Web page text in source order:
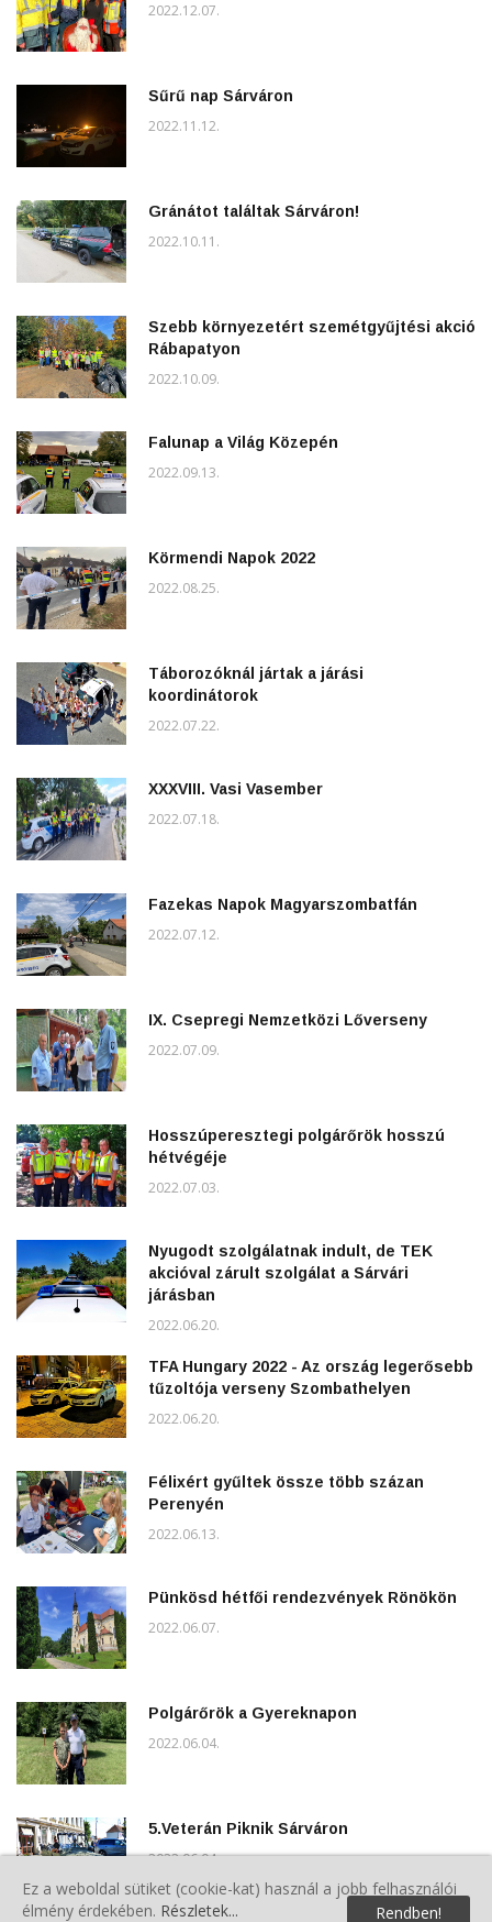
2022.12.07.
Sűrű nap Sárváron
2022.11.12.
Gránátot találtak Sárváron!
2022.10.11.
Szebb környezetért szemétgyűjtési akció
Rábapatyon
2022.10.09.
Falunap a Világ Közepén
2022.09.13.
Körmendi Napok 2022
2022.08.25.
Táborozóknál jártak a járási
koordinátorok
2022.07.22.
XXXVIII. Vasi Vasember
2022.07.18.
Fazekas Napok Magyarszombatfán
2022.07.12.
IX. Csepregi Nemzetközi Lőverseny
2022.07.09.
Hosszúperesztegi polgárőrök hosszú
hétvégéje
2022.07.03.
Nyugodt szolgálatnak indult, de TEK
akcióval zárult szolgálat a Sárvári
járásban
2022.06.20.
TFA Hungary 2022 - Az ország legerősebb
tűzoltója verseny Szombathelyen
2022.06.20.
Félixért gyűltek össze több százan
Perenyén
2022.06.13.
Pünkösd hétfői rendezvények Rönökön
2022.06.07.
Polgárőrök a Gyereknapon
2022.06.04.
5.Veterán Piknik Sárváron
2022.06.04.
Ez a weboldal sütiket (cookie-kat) használ a jobb felhasználói
élmény érdekében. Részletek... Rendben!